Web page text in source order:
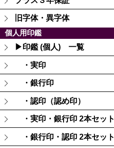
旧字体・異字体
個人用印鑑
▶印鑑 (個人) 一覧
・実印
・銀行印
・認印（認め印）
・実印・銀行印 2本セット
・銀行印・認印 2本セット